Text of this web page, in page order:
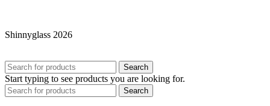
Shinnyglass 2026
Search
Start typing to see products you are looking for.
Search